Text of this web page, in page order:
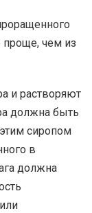
проще, чем из
и растворяют
должна быть
сиропом
в
должна